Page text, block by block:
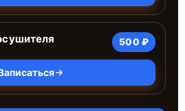
500 ₽